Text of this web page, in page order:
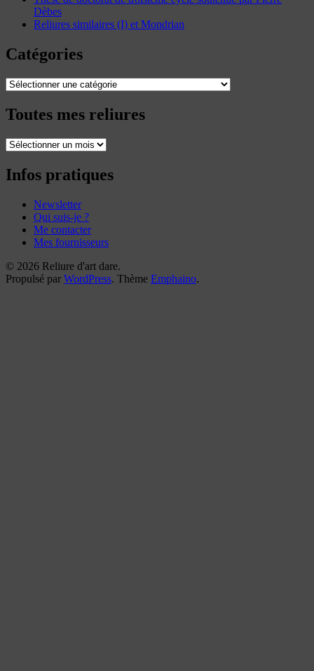
Dèbes
Reliures similaires (I) et Mondrian
Catégories
Catégories
Toutes mes reliures
Toutes
reliures
Infos pratiques
Newsletter
Qui suis-je ?
Me contacter
Mes fournisseurs
© 2026 Reliure d'art dare.
Propulsé par WordPress. Thème Emphaino.